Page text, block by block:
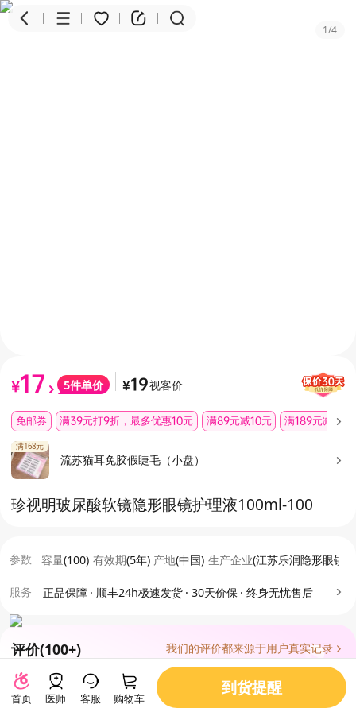
1/4
¥17 5件单价 ¥19视客价
免邮券 满39元打9折，最多优惠10元 满89元减10元 满189元减35元
满168元
流苏猫耳免胶假睫毛（小盘）
珍视明玻尿酸软镜隐形眼镜护理液100ml-100
参数 容量(100) 有效期(5年) 产地(中国) 生产企业(江苏乐润隐形眼镜
服务 正品保障 · 顺丰24h极速发货 · 30天价保 · 终身无忧售后
评价(100+) 我们的评价都来源于用户真实记录
sigo202304023130207
首页 医师 客服 购物车
到货提醒